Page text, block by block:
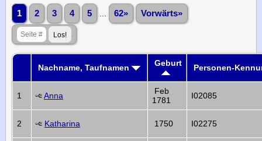
1 2 3 4 5 62» Vorwärts»
Nachname, Taufnamen Geburt Personen-
1 Anna
Feb
1781
I02085
2 Katharina 1750 I02275